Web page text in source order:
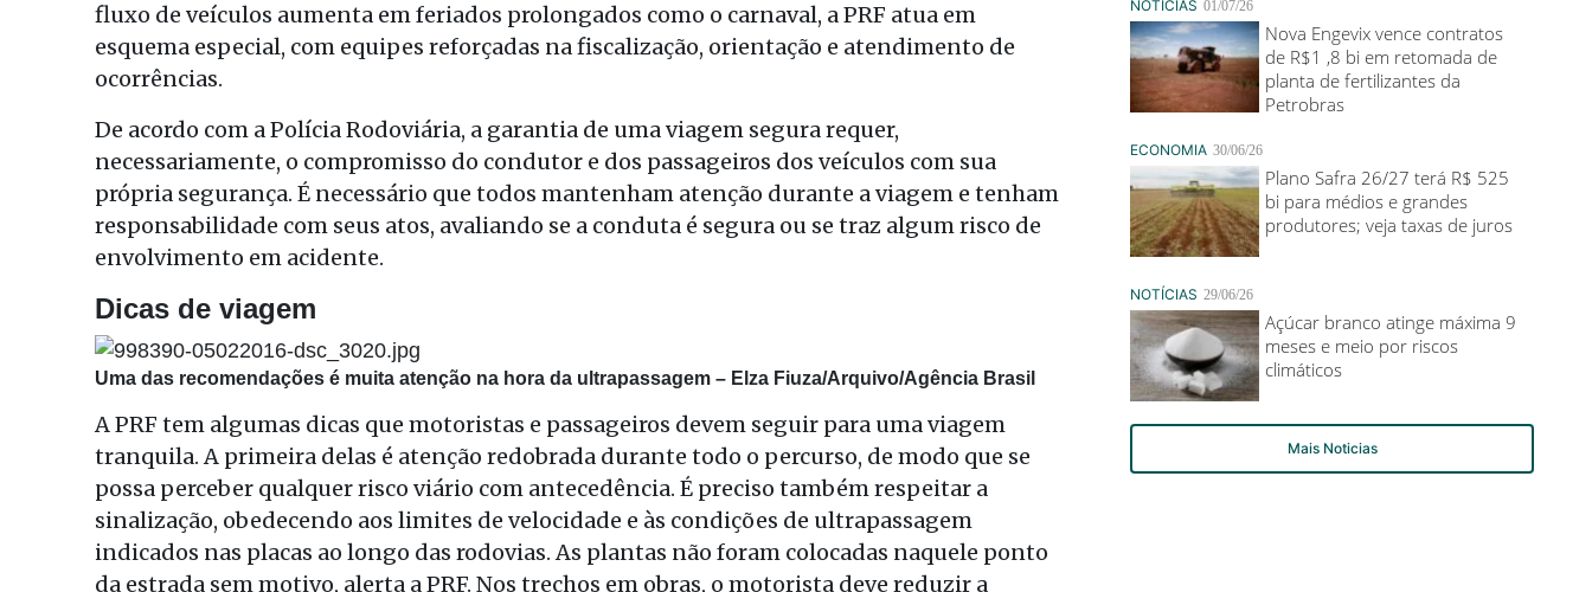
fluxo de veículos aumenta em feriados prolongados como o carnaval, a PRF atua em
esquema especial, com equipes reforçadas na fiscalização, orientação e atendimento de
ocorrências.
De acordo com a Polícia Rodoviária, a garantia de uma viagem segura requer,
necessariamente, o compromisso do condutor e dos passageiros dos veículos com sua
própria segurança. É necessário que todos mantenham atenção durante a viagem e tenham
responsabilidade com seus atos, avaliando se a conduta é segura ou se traz algum risco de
envolvimento em acidente.
Dicas de viagem
Uma das recomendações é muita atenção na hora da ultrapassagem – Elza Fiuza/Arquivo/Agência Brasil
A PRF tem algumas dicas que motoristas e passageiros devem seguir para uma viagem
tranquila. A primeira delas é atenção redobrada durante todo o percurso, de modo que se
possa perceber qualquer risco viário com antecedência. É preciso também respeitar a
sinalização, obedecendo aos limites de velocidade e às condições de ultrapassagem
indicados nas placas ao longo das rodovias. As plantas não foram colocadas naquele ponto
da estrada sem motivo, alerta a PRF. Nos trechos em obras, o motorista deve reduzir a